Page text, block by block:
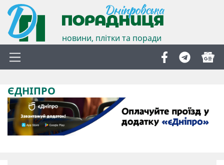
новини, плітки та поради
ЄДНІПРО